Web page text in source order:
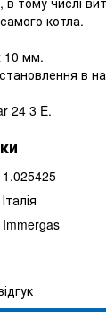
котла.
10 мм.
в
24 3 E.
1.025425
Італія
Immergas